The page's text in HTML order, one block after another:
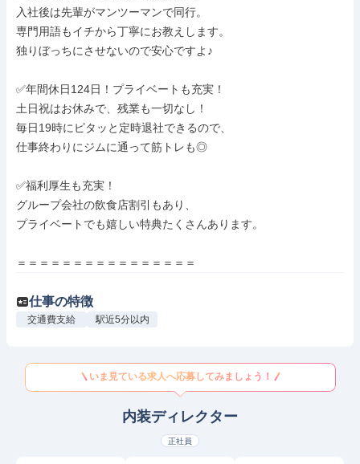
入社後は先輩がマンツーマンで同行。
専門用語もイチから丁寧にお教えします。
独りぼっちにさせないので安心ですよ♪
✅年間休日124日！プライベートも充実！
土日祝はお休みで、残業も一切なし！
毎日19時にピタッと定時退社できるので、
仕事終わりにジムに通って筋トレも◎
✅福利厚生も充実！
グループ会社の飲食店割引もあり、
プライベートでも嬉しい特典たくさんあります。
＝＝＝＝＝＝＝＝＝＝＝＝＝＝＝＝
仕事の特徴
交通費支給 駅近5分以内
いま見ている求人へ応募してみましょう！
内装ディレクター
正社員